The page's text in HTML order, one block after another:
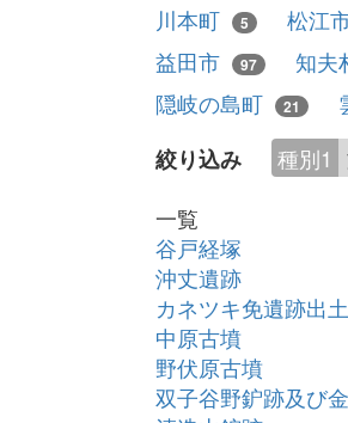
川本町 5 松江
益田市 97 知夫
隠岐の島町 21
絞り込み
種別1
一覧
谷戸経塚
沖丈遺跡
カネツキ免遺跡出
中原古墳
野伏原古墳
双子谷野鈩跡及び